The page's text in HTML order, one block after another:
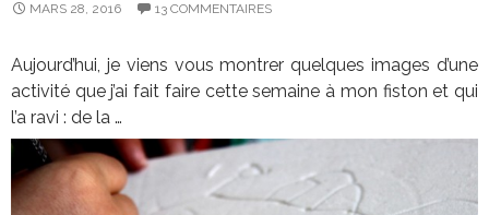
MARS 28, 2016 13 COMMENTAIRES
Aujourd’hui, je viens vous montrer quelques images d’une
activité que j’ai fait faire cette semaine à mon fiston et qui
l’a ravi : de la …